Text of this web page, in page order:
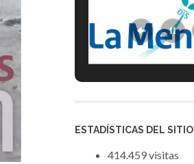
ESTADÍSTICAS DEL SITIO
414.459 visitas